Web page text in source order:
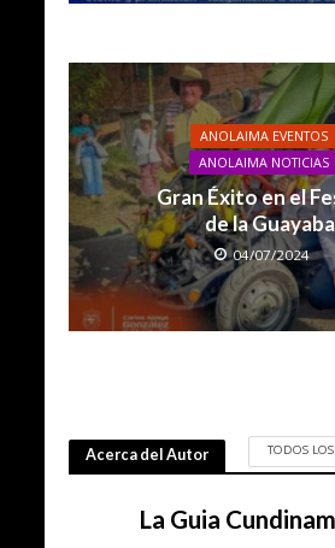
ANOLAIMA EVENTOS
ANOLAIMA NOTICIAS
Gran Éxito en el
de la Guayaba
04/07/2024
Acerca del Autor TODOS
La Guia